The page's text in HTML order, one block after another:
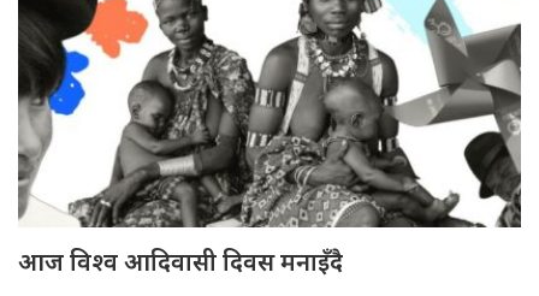
आज विश्व आदिवासी दिवस मनाइँदै